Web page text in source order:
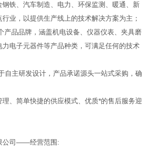
铁、汽车制造、电力、环保监测、暖通、新
业，以提供生产线上的技术解决方案为主；
产品品牌，涵盖机电设备、仪器仪表、夹具磨
电子元器件等产品种类，可满足任何的技术
自主研发设计，产品承诺源头一站式采购，确
、简单快捷的供应模式、优质*的售后服务迎
公司——经营范围: